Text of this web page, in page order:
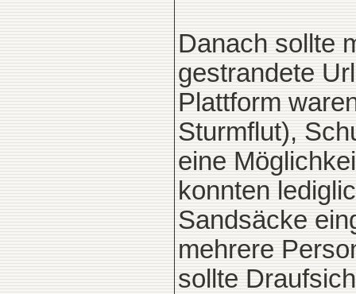
Danach sollte
gestrandete
Plattform
Sturmflut),
eine
konnten
Sandsäcke
mehrere
sollte